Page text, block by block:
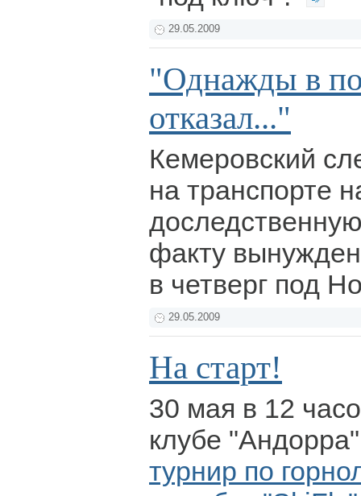
29.05.2009
"Однажды в
отказал..."
Кемеровский
на транспорте
факту
в четверг под
29.05.2009
На старт!
30 мая в 12
клубе
турнир по